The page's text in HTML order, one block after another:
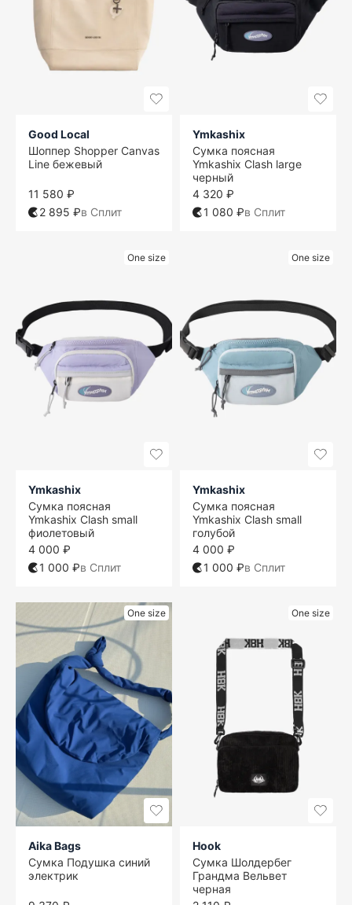
Good Local
Шоппер Shopper Canvas
Line бежевый
11 580 ₽
2 895 ₽в Сплит
Ymkashix
Сумка поясная
Ymkashix Clash large
черный
4 320 ₽
1 080 ₽в Сплит
One size
Ymkashix
Сумка поясная
Ymkashix Clash small
фиолетовый
4 000 ₽
1 000 ₽в Сплит
One size
Ymkashix
Сумка поясная
Ymkashix Clash small
голубой
4 000 ₽
1 000 ₽в Сплит
One size
Aika Bags
Сумка Подушка синий
электрик
One size
Hook
Сумка Шолдербег
Грандма Вельвет
черная